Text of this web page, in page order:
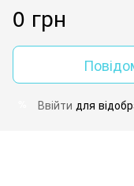
0 грн
Ввійти для